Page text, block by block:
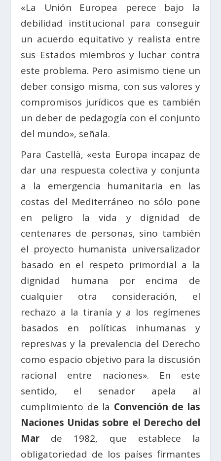
«La Unión Europea perece bajo la
debilidad institucional para conseguir
un acuerdo equitativo y realista entre
sus Estados miembros y luchar contra
este problema. Pero asimismo tiene un
deber consigo misma, con sus valores y
compromisos jurídicos que es también
un deber de pedagogía con el conjunto
del mundo», señala.
Para Castellà, «esta Europa incapaz de
dar una respuesta colectiva y conjunta
a la emergencia humanitaria en las
costas del Mediterráneo no sólo pone
en peligro la vida y dignidad de
centenares de personas, sino también
el proyecto humanista universalizador
basado en el respeto primordial a la
dignidad humana por encima de
cualquier otra consideración, el
rechazo a la tiranía y a los regímenes
basados en políticas inhumanas y
represivas y la prevalencia del Derecho
como espacio objetivo para la discusión
racional entre naciones». En este
sentido, el senador apela al
cumplimiento de la Convención de las
Naciones Unidas sobre el Derecho del
Mar de 1982, que establece la
obligatoriedad de los países firmantes